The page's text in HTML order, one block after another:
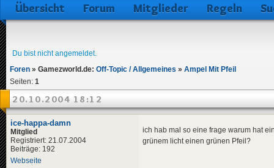
Übersicht Forum Mitglieder Regeln
Du bist nicht angemeldet.
Foren » Gamezworld.de: Off-Topic / Allgemeines » Ampel Mit Pfeil
Seiten: 1
20.10.2004 18:12
ice-happa-damn
Mitglied
Registriert: 21.07.2004
Beiträge: 192
Webseite
ich hab mal so eine frage warum hat
grünem licht einen grünen Pfeil?